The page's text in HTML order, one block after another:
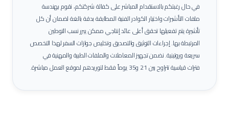
في حال رغبتكم بالاستقدام المباشر على كفالة شركتكم، نقوم بهندسة
ملفات التأشيرات واختيار الكوادر الفنية المطابقة بدقة بالغة لضمان أن كل
تأشيرة يتم تفعيلها تحقق أعلى عائد إنتاجي ممكن يبرر نسب التوطين
المرتبطة بها.إجراءات التوثيق والتصديق وتخليص جوازات السفر لهذا التخصص
سريعة وروتينية. نضمن تجهيز المعاملات والملفات الطبية والمهنية في
فترات قياسية تتراوح بين 21 و35 يوماً فقط لتوريدهم لموقع العمل مباشرة.